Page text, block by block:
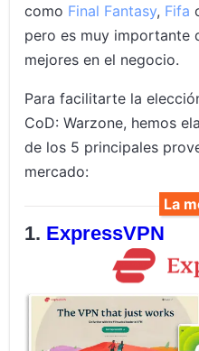
como Final Fantasy, Fifa
pero es muy importante
mejores en el negocio.
Para facilitarte la
CoD: Warzone, hemos
de los 5 principales
mercado:
La
ExpressVPN